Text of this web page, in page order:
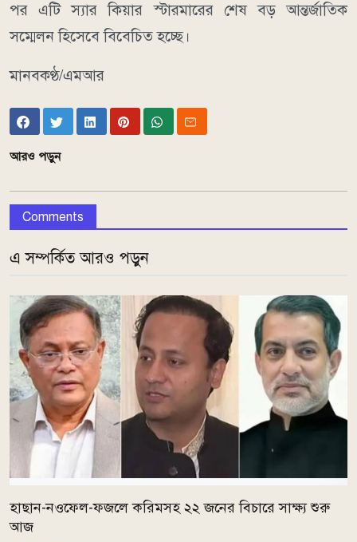
পর এটি স্যার কিয়ার স্টারমারের শেষ বড় আন্তর্জাতিক
সম্মেলন হিসেবে বিবেচিত হচ্ছে।
মানবকণ্ঠ/এমআর
আরও পড়ুন
Comments
এ সম্পর্কিত আরও পড়ুন
হাছান-নওফেল-ফজলে করিমসহ ২২ জনের বিচারে সাক্ষ্য শুরু
আজ